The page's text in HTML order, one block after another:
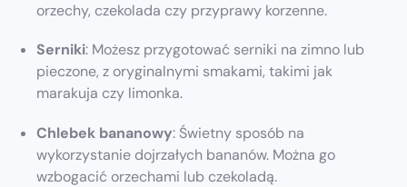
orzechy, czekolada czy przyprawy korzenne.
Serniki: Możesz przygotować serniki na zimno lub
pieczone, z oryginalnymi smakami, takimi jak
marakuja czy limonka.
Chlebek bananowy: Świetny sposób na
wykorzystanie dojrzałych bananów. Można go
wzbogacić orzechami lub czekoladą.